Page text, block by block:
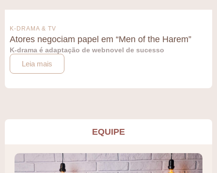
K-DRAMA & TV
Atores negociam papel em “Men of the Harem”
K-drama é adaptação de webnovel de sucesso
Leia mais
EQUIPE